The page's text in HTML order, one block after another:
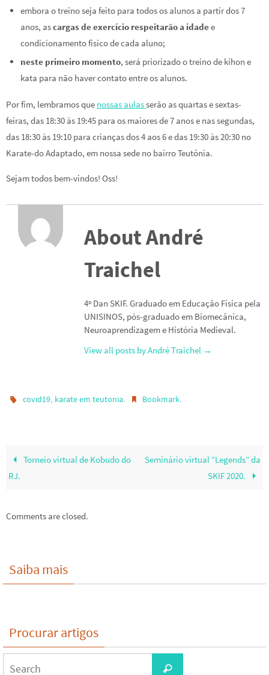
embora o treino seja feito para todos os alunos a partir dos 7
anos, ascargas de exercício respeitarão a idadee
condicionamento físico de cada aluno;
neste primeiro momento, será priorizado o treino de kihon e
kata para não haver contato entre os alunos.
Por fim, lembramos que nossas aulasserão as quartas e sextas-
feiras, das 18:30 às 19:45 para os maiores de 7 anos e nas segundas,
das 18:30 às 19:10 para crianças dos 4 aos 6 e das 19:30 às 20:30 no
Karate-do Adaptado, em nossa sede no bairro Teutônia.
Sejam todos bem-vindos! Oss!
About André
Traichel
4º Dan SKIF. Graduado em Educação Física pela
UNISINOS, pós-graduado em Biomecânica,
Neuroaprendizagem e História Medieval.
View all posts by André Traichel →
covid19, karate em teutonia. Bookmark.
Torneio virtual de Kobudo do
RJ.
Seminário virtual “Legends” da
SKIF 2020.
Comments are closed.
Saiba mais
Procurar artigos
Search